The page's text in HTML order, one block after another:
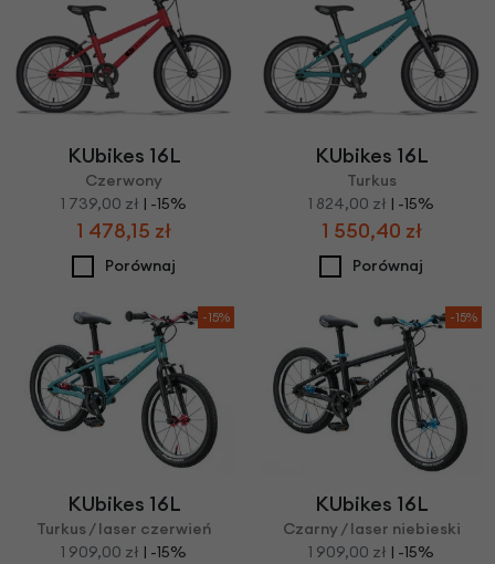
KUbikes 16L
Czerwony
1 739,00 zł | -15%
1 478,15 zł
Porównaj
KUbikes 16L
Turkus
1 824,00 zł | -15%
1 550,40 zł
Porównaj
-15%
KUbikes 16L
Turkus / laser czerwień
1 909,00 zł | -15%
-15%
KUbikes 16L
Czarny / laser niebieski
1 909,00 zł | -15%